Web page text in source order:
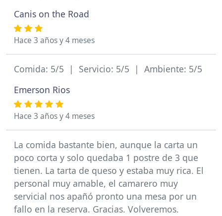
Canis on the Road
Hace 3 años y 4 meses
Comida: 5/5 | Servicio: 5/5 | Ambiente: 5/5
Emerson Rios
Hace 3 años y 4 meses
La comida bastante bien, aunque la carta un
poco corta y solo quedaba 1 postre de 3 que
tienen. La tarta de queso y estaba muy rica. El
personal muy amable, el camarero muy
servicial nos apañó pronto una mesa por un
fallo en la reserva. Gracias. Volveremos.